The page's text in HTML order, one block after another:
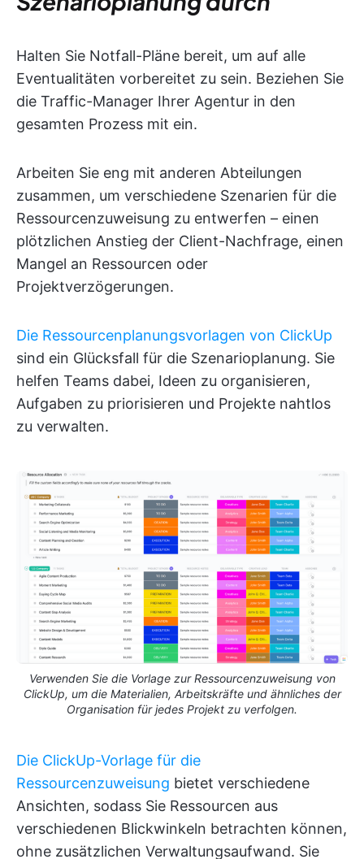
Halten Sie Notfall-Pläne bereit, um auf alle
Eventualitäten vorbereitet zu sein. Beziehen Sie
die Traffic-Manager Ihrer Agentur in den
gesamten Prozess mit ein.
Arbeiten Sie eng mit anderen Abteilungen
zusammen, um verschiedene Szenarien für die
Ressourcenzuweisung zu entwerfen – einen
plötzlichen Anstieg der Client-Nachfrage, einen
Mangel an Ressourcen oder
Projektverzögerungen.
Die Ressourcenplanungsvorlagen von ClickUp
sind ein Glücksfall für die Szenarioplanung. Sie
helfen Teams dabei, Ideen zu organisieren,
Aufgaben zu priorisieren und Projekte nahtlos
zu verwalten.
Verwenden Sie die Vorlage zur Ressourcenzuweisung von
ClickUp, um die Materialien, Arbeitskräfte und ähnliches der
Organisation für jedes Projekt zu verfolgen.
Die ClickUp-Vorlage für die
Ressourcenzuweisung bietet verschiedene
Ansichten, sodass Sie Ressourcen aus
verschiedenen Blickwinkeln betrachten können,
ohne zusätzlichen Verwaltungsaufwand. Sie